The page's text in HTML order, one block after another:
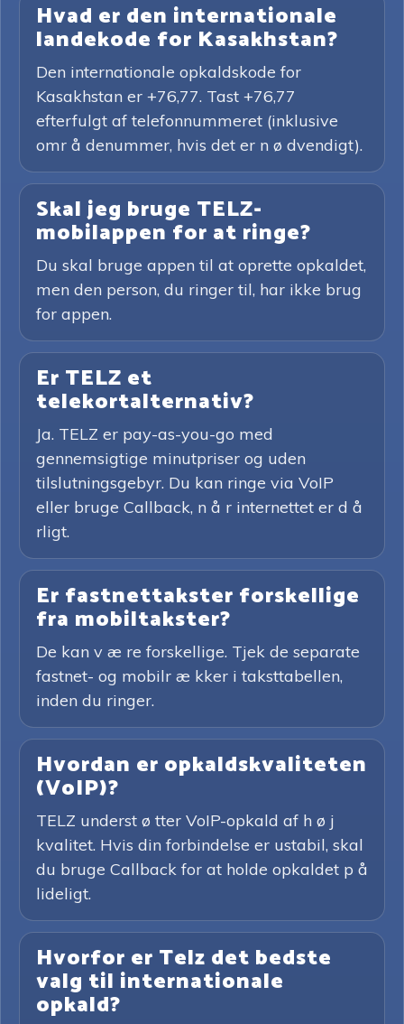
Hvad er den internationale
landekode for Kasakhstan?
Den internationale opkaldskode for
Kasakhstan er +76,77. Tast +76,77
efterfulgt af telefonnummeret (inklusive
omr å denummer, hvis det er n ø dvendigt).
Skal jeg bruge TELZ-
mobilappen for at ringe?
Du skal bruge appen til at oprette opkaldet,
men den person, du ringer til, har ikke brug
for appen.
Er TELZ et
telekortalternativ?
Ja. TELZ er pay-as-you-go med
gennemsigtige minutpriser og uden
tilslutningsgebyr. Du kan ringe via VoIP
eller bruge Callback, n å r internettet er d å
rligt.
Er fastnettakster forskellige
fra mobiltakster?
De kan v æ re forskellige. Tjek de separate
fastnet- og mobilr æ kker i taksttabellen,
inden du ringer.
Hvordan er opkaldskvaliteten
(VoIP)?
TELZ underst ø tter VoIP-opkald af h ø j
kvalitet. Hvis din forbindelse er ustabil, skal
du bruge Callback for at holde opkaldet p å
lideligt.
Hvorfor er Telz det bedste
valg til internationale
opkald?